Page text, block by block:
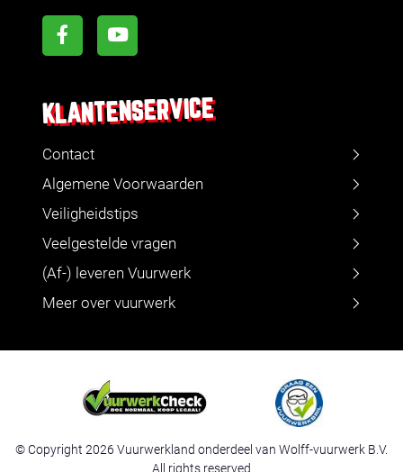
KLANTENSERVICE
Contact
Algemene Voorwaarden
Veiligheidstips
Veelgestelde vragen
(Af-) leveren Vuurwerk
Meer over vuurwerk
© Copyright 2026 Vuurwerkland onderdeel van Wolff-vuurwerk B.V.
All rights reserved